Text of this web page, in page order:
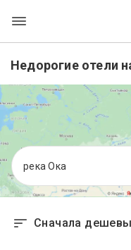
Недорогие отели
река Ока
Сначала